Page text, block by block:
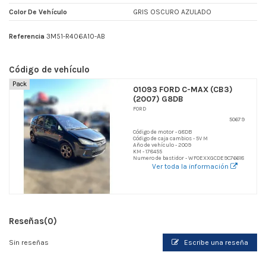
Color De Vehículo GRIS OSCURO AZULADO
Referencia 3M51-R406A10-AB
Código de vehículo
Pack
01093 FORD C-MAX (CB3)
(2007) G8DB
FORD
50679
Código de motor - G8DB
Código de caja cambios - 5V M
Año de vehículo - 2009
KM - 178455
Numero de bastidor - WF0EXXGCDE9C76618
Ver toda la información
Reseñas(0)
Sin reseñas Escribe una reseña